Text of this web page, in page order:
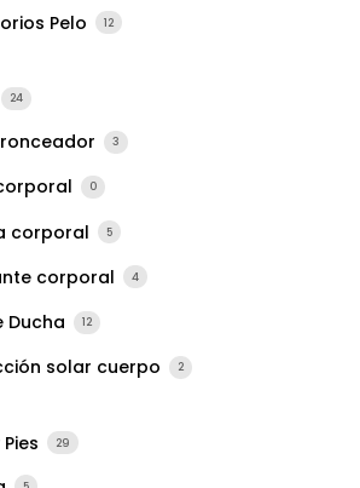
Pelo 12
24
3
0
corporal 5
corporal 4
Ducha 12
solar cuerpo 2
29